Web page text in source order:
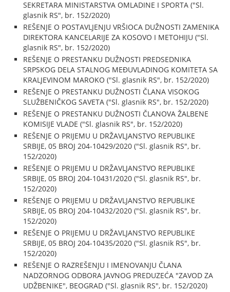
SEKRETARA MINISTARSTVA OMLADINE I SPORTA ("Sl.
glasnik RS", br. 152/2020)
REŠENJE O POSTAVLJENJU VRŠIOCA DUŽNOSTI ZAMENIKA
DIREKTORA KANCELARIJE ZA KOSOVO I METOHIJU ("Sl.
glasnik RS", br. 152/2020)
REŠENJE O PRESTANKU DUŽNOSTI PREDSEDNIKA
SRPSKOG DELA STALNOG MEĐUVLADINOG KOMITETA SA
KRALJEVINOM MAROKO ("Sl. glasnik RS", br. 152/2020)
REŠENJE O PRESTANKU DUŽNOSTI ČLANA VISOKOG
SLUŽBENIČKOG SAVETA ("Sl. glasnik RS", br. 152/2020)
REŠENJE O PRESTANKU DUŽNOSTI ČLANOVA ŽALBENE
KOMISIJE VLADE ("Sl. glasnik RS", br. 152/2020)
REŠENJE O PRIJEMU U DRŽAVLJANSTVO REPUBLIKE
SRBIJE, 05 BROJ 204-10429/2020 ("Sl. glasnik RS", br.
152/2020)
REŠENJE O PRIJEMU U DRŽAVLJANSTVO REPUBLIKE
SRBIJE, 05 BROJ 204-10431/2020 ("Sl. glasnik RS", br.
152/2020)
REŠENJE O PRIJEMU U DRŽAVLJANSTVO REPUBLIKE
SRBIJE, 05 BROJ 204-10432/2020 ("Sl. glasnik RS", br.
152/2020)
REŠENJE O PRIJEMU U DRŽAVLJANSTVO REPUBLIKE
SRBIJE, 05 BROJ 204-10435/2020 ("Sl. glasnik RS", br.
152/2020)
REŠENJE O RAZREŠENJU I IMENOVANJU ČLANA
NADZORNOG ODBORA JAVNOG PREDUZEĆA "ZAVOD ZA
UDŽBENIKE", BEOGRAD ("Sl. glasnik RS", br. 152/2020)